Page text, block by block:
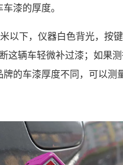
漆的厚度。
以下，仪器白色背光，按
辆车轻微补过漆；如果
的车漆厚度不同，可以测